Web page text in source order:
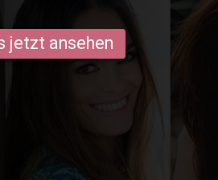
jetzt ansehen